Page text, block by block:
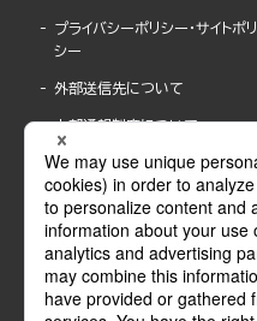
プライバシーポリシー・サイトポリ
シー
外部送信先について
内部通報制度について